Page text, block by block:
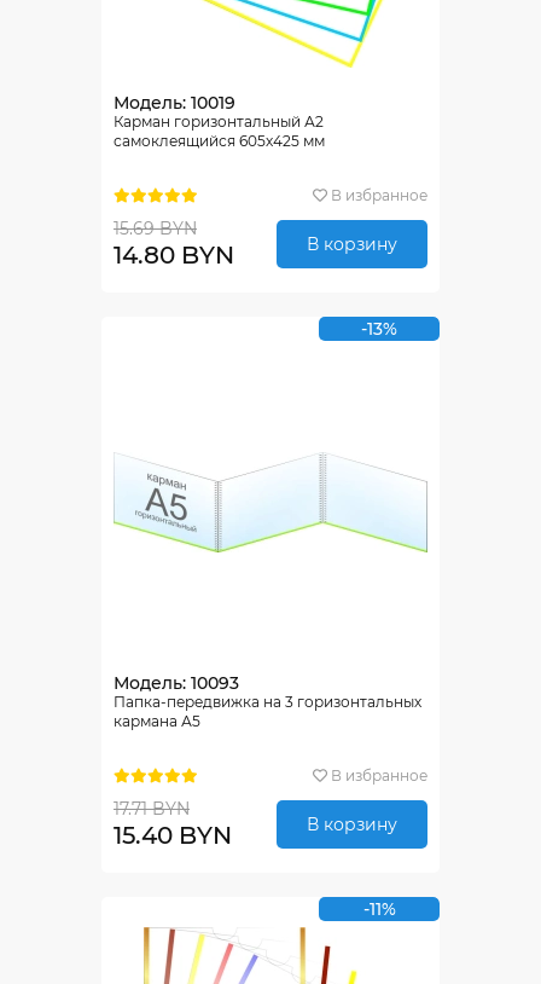
Модель: 10019
Карман горизонтальный А2
самоклеящийся 605х425 мм
В избранное
15.69 BYN
14.80 BYN В корзину
-13%
Модель: 10093
Папка-передвижка на 3 горизонтальных
кармана А5
В избранное
17.71 BYN
15.40 BYN В корзину
-11%